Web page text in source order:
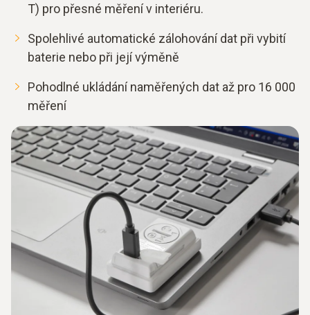
T) pro přesné měření v interiéru.
Spolehlivé automatické zálohování dat při vybití
baterie nebo při její výměně
Pohodlné ukládání naměřených dat až pro 16 000
měření